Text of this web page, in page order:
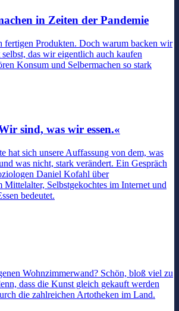
in Zeiten der Pandemie
fertigen Produkten. Doch warum backen wir
das wir eigentlich auch kaufen
Konsum und Selbermachen so stark
sind, was wir essen.«
hat sich unsere Auffassung von dem, was
was nicht, stark verändert. Ein Gespräch
Daniel Kofahl über
Mittelalter, Selbstgekochtes im Internet und
bedeutet.
Wohnzimmerwand? Schön, bloß viel zu
dass die Kunst gleich gekauft werden
die zahlreichen Artotheken im Land.